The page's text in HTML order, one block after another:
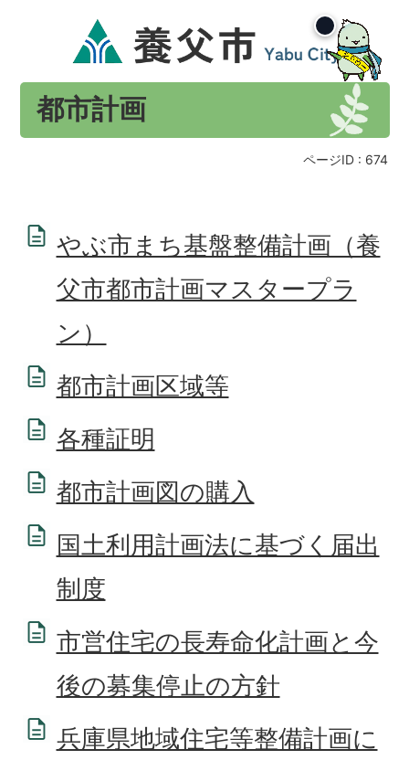
都市計画
ページID : 674
やぶ市まち基盤整備計画（養
父市都市計画マスタープラ
ン）
都市計画区域等
各種証明
都市計画図の購入
国土利用計画法に基づく届出
制度
市営住宅の長寿命化計画と今
後の募集停止の方針
兵庫県地域住宅等整備計画に